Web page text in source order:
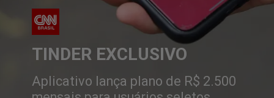
TINDER EXCLUSIVO
Aplicativo lança plano de R$ 2.500